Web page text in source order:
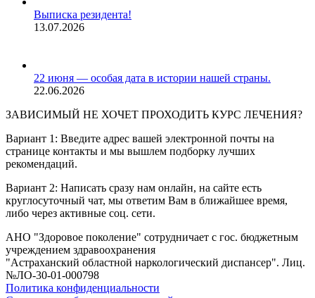
Выписка резидента!
13.07.2026
22 июня — особая дата в истории нашей страны.
22.06.2026
ЗАВИСИМЫЙ НЕ ХОЧЕТ ПРОХОДИТЬ КУРС ЛЕЧЕНИЯ?
Вариант 1: Введите адрес вашей электронной почты на
странице контакты и мы вышлем подборку лучших
рекомендаций.
Вариант 2: Написать сразу нам онлайн, на сайте есть
круглосуточный чат, мы ответим Вам в ближайшее время,
либо через активные соц. сети.
АНО "Здоровое поколение" сотрудничает с гос. бюджетным
учреждением здравоохранения
"Астраханский областной наркологический диспансер". Лиц.
№ЛО-30-01-000798
Политика конфиденциальности